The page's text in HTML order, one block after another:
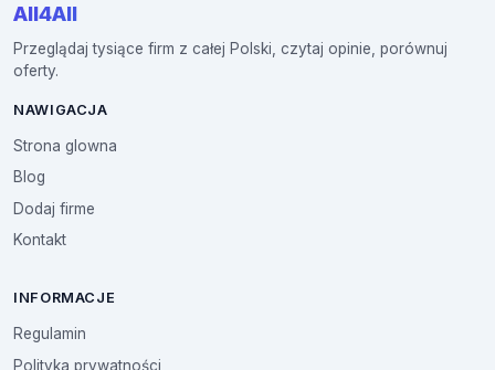
All4All
Przeglądaj tysiące firm z całej Polski, czytaj opinie, porównuj
oferty.
NAWIGACJA
Strona glowna
Blog
Dodaj firme
Kontakt
INFORMACJE
Regulamin
Polityka prywatności